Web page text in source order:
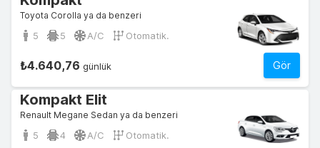
Toyota Corolla ya da benzeri
5 5 A/C Otomatik.
Gör
₺4.640,76 günlük
Kompakt Elit
Renault Megane Sedan ya da benzeri
5 4 A/C Otomatik.